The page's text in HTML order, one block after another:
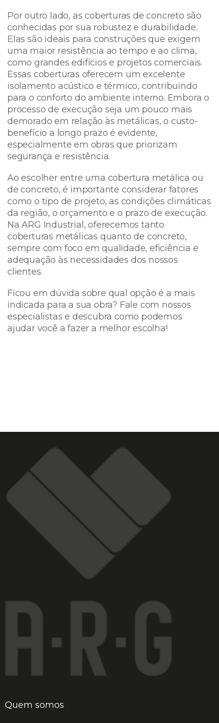
Por outro lado, as coberturas de concreto são
conhecidas por sua robustez e durabilidade.
Elas são ideais para construções que exigem
uma maior resistência ao tempo e ao clima,
como grandes edifícios e projetos comerciais.
Essas coberturas oferecem um excelente
isolamento acústico e térmico, contribuindo
para o conforto do ambiente interno. Embora o
processo de execução seja um pouco mais
demorado em relação às metálicas, o custo-
benefício a longo prazo é evidente,
especialmente em obras que priorizam
segurança e resistência.
Ao escolher entre uma cobertura metálica ou
de concreto, é importante considerar fatores
como o tipo de projeto, as condições climáticas
da região, o orçamento e o prazo de execução.
Na ARG Industrial, oferecemos tanto
coberturas metálicas quanto de concreto,
sempre com foco em qualidade, eficiência e
adequação às necessidades dos nossos
clientes.
Ficou em dúvida sobre qual opção é a mais
indicada para a sua obra? Fale com nossos
especialistas e descubra como podemos
ajudar você a fazer a melhor escolha!
Quem somos